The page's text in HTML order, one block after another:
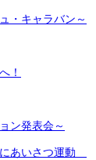
・キャラバン～
！
ン発表会～
あいさつ運動